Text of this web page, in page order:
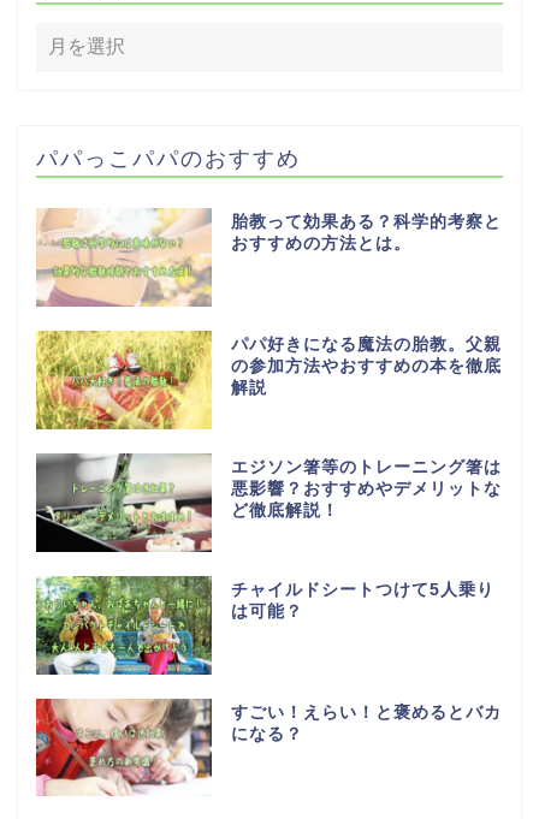
パパっこパパのおすすめ
胎教って効果ある？科学的考察と
おすすめの方法とは。
パパ好きになる魔法の胎教。父親
の参加方法やおすすめの本を徹底
解説
エジソン箸等のトレーニング箸は
悪影響？おすすめやデメリットな
ど徹底解説！
チャイルドシートつけて5人乗り
は可能？
すごい！えらい！と褒めるとバカ
になる？